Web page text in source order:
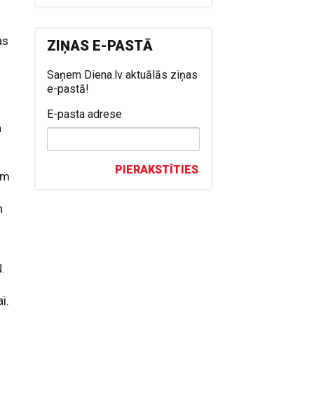
ZIŅAS E-PASTĀ
Saņem Diena.lv aktuālās ziņas
e-pastā!
E-pasta adrese
PIERAKSTĪTIES